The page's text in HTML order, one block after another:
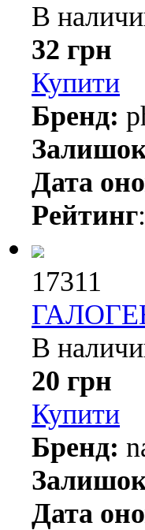
В
32 грн
Купити
Бренд:
Дата
Рейтинг:
17311
В
20 грн
Купити
Бренд:
Дата